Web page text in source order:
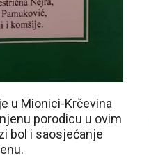
u Mionici-Krčevina
porodicu u ovim
bol i saosjećanje